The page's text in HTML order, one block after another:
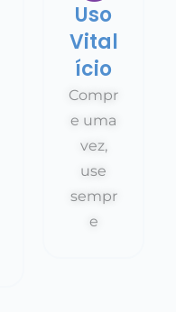
Uso
Vital
ício
Compr
e uma
vez,
use
sempr
e